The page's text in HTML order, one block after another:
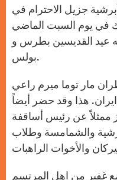
جزيل الاحترام في
في يوم السبت الماضي
فيه عيد القديسين بطرس و
بولس.
مار توما ميرم راعي
هذا وقد حضر أيضاً
ممثلاً عن رئيس أساقفة
والشمامسة وطلاب
غفير من اهل المرتسم